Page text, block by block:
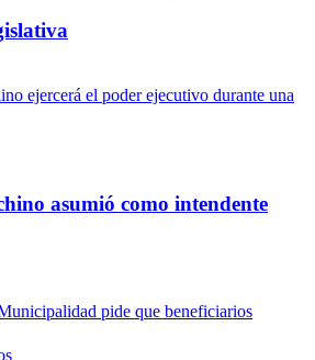
asumió como intendente